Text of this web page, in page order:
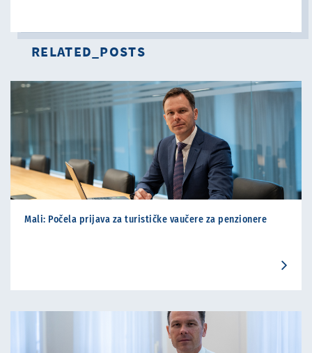
RELATED_POSTS
Mali: Počela prijava za turističke vaučere za penzionere